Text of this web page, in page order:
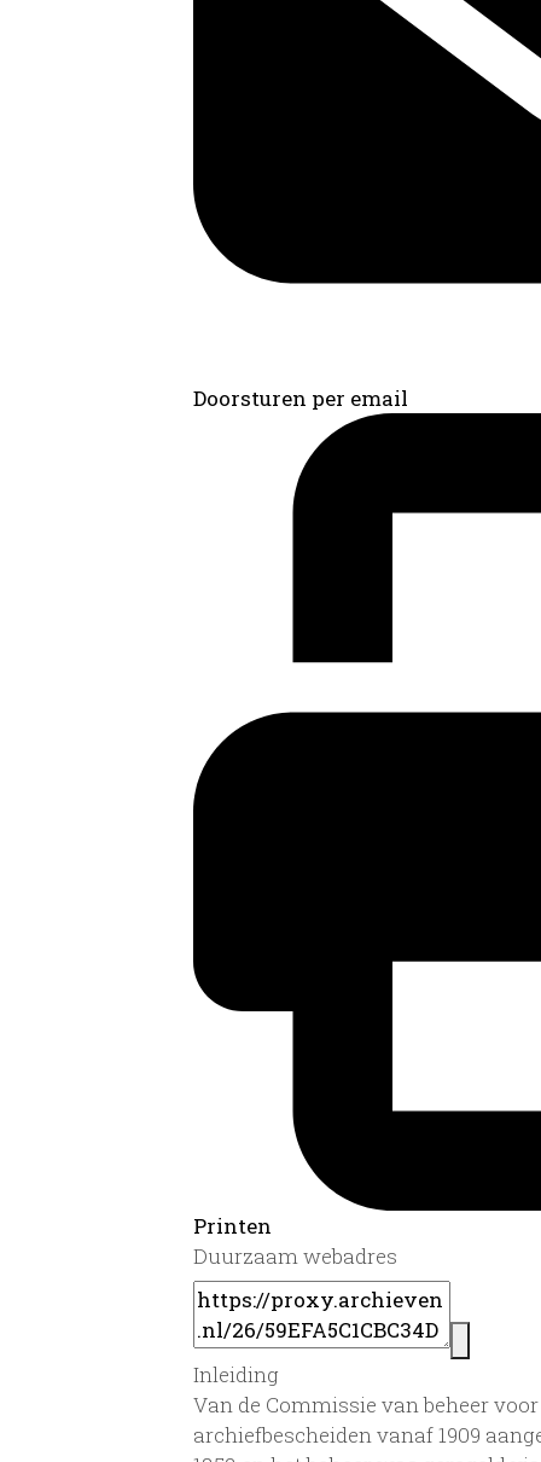
Doorsturen per email
Printen
Duurzaam webadres
Inleiding
Van de Commissie van beheer
archiefbescheiden vanaf 1909